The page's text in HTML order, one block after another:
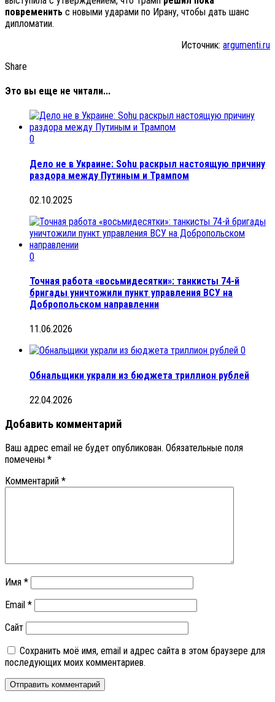
повременить с новыми ударами по Ирану, чтобы дать шанс
дипломатии.
Источник: argumenti.ru
Share
Это вы еще не читали...
0
Дело не в Украине: Sohu раскрыл настоящую причину
раздора между Путиным и Трампом
02.10.2025
0
Точная работа «восьмидесятки»: танкисты 74-й
бригады уничтожили пункт управления ВСУ на
Добропольском направлении
11.06.2026
0
Обнальщики украли из бюджета триллион рублей
22.04.2026
Добавить комментарий
Ваш адрес email не будет опубликован. Обязательные поля
помечены *
Комментарий *
Имя *
Email *
Сайт
Сохранить моё имя, email и адрес сайта в этом браузере для
последующих моих комментариев.